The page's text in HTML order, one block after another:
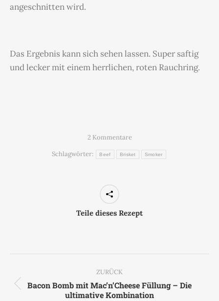
angeschnitten wird.
Das Ergebnis kann sich sehen lassen. Super saftig
und lecker mit einem herrlichen, roten Rauchring.
2 Kommentare
Schlagwörter:
Beef Brisket Smoker
Teile dieses Rezept
ZURÜCK
Vorheriger
Bacon Bomb mit Mac’n’Cheese Füllung – Die
ultimative Kombination